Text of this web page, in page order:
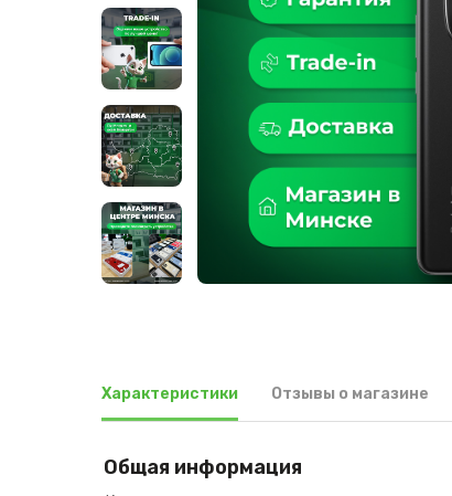
Характеристики Отзывы о магазине
Общая информация